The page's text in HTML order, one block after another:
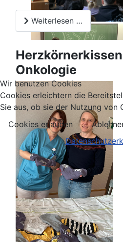
Weiterlesen …
Onkologie
Wir benutzen Cookies
Cookies erleichtern die
Sie aus, ob sie der Nutzung von
Cookies erlauben